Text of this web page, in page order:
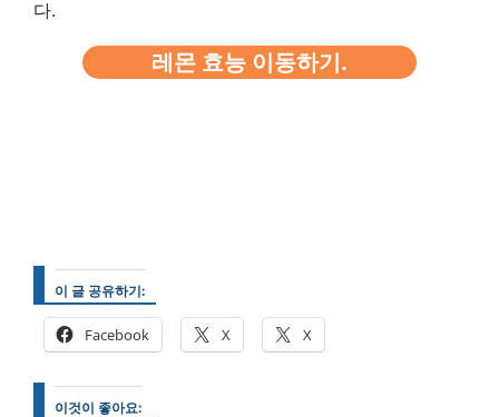
다.
레몬 효능 이동하기.
이 글 공유하기:
Facebook X X
이것이 좋아요: